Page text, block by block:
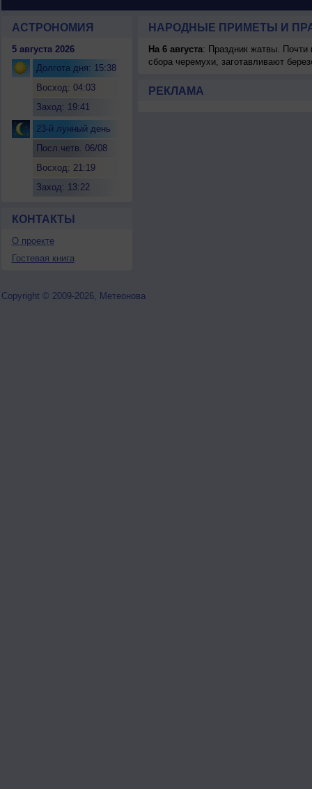
АСТРОНОМИЯ
5 августа 2026
Долгота дня: 15:38
Восход: 04:03
Заход: 19:41
23-й лунный день
Посл.четв. 06/08
Восход: 21:19
Заход: 13:22
КОНТАКТЫ
О проекте
Гостевая книга
НАРОДНЫЕ ПРИМЕТЫ И
На 6 августа: Праздник жатвы. Почти
сбора черемухи, заготавливают
РЕКЛАМА
Copyright © 2009-2026, Метеонова